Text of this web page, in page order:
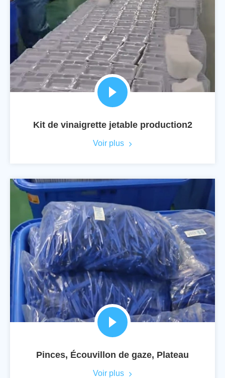
Kit de vinaigrette jetable production2
Voir plus
Pinces, Écouvillon de gaze, Plateau
Voir plus